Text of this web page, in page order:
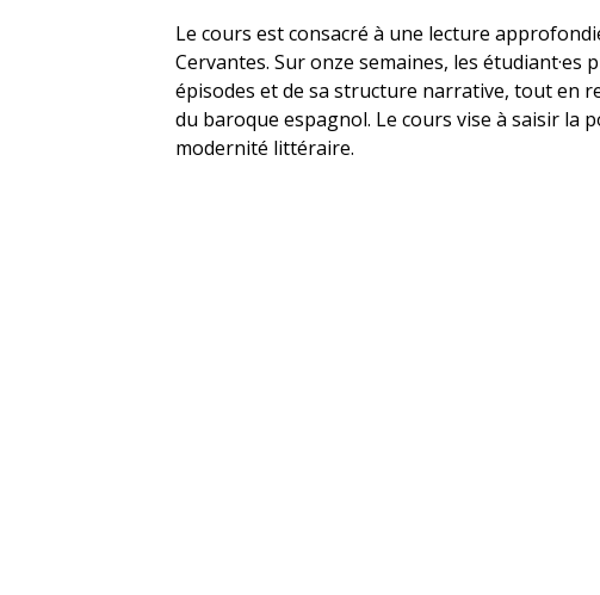
Le cours est consacré à une lecture
Cervantes. Sur onze semaines, les
épisodes et de sa structure narrative, tout en
du baroque espagnol. Le cours vise à saisir la
modernité littéraire.